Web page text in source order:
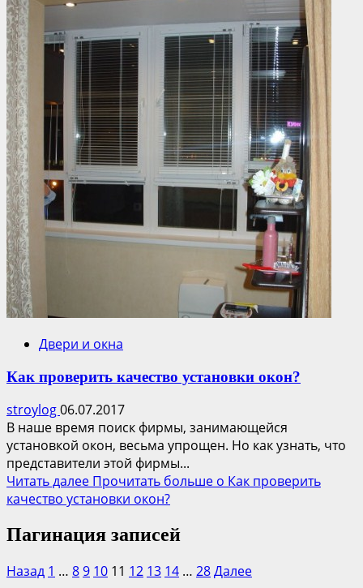
Двери и окна
Как проверить качество установки окон?
stroylog06.07.2017
В наше время поиск фирмы, занимающейся
установкой окон, весьма упрощен. Но как узнать, что
представители этой фирмы...
Читать далее Прочитать больше о Как проверить
качество установки окон?
Пагинация записей
Назад 1 … 89 10 11 12 13 14 … 28Далее